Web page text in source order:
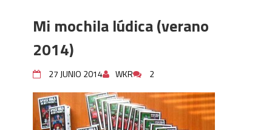
Mi mochila lúdica (verano
2014)
27 JUNIO 2014 WKR 2